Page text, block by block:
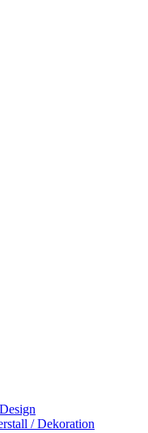
/ Dekoration